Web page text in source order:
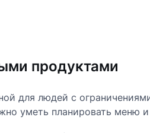
продуктами
для людей с
уметь планировать меню